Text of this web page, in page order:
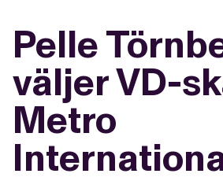
Pelle
väljer VD-
Metro